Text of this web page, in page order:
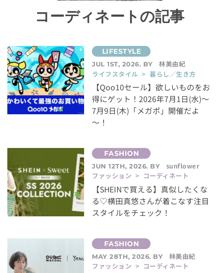
コーディネートの記事
JUL 1ST, 2026. BY
林美由紀
ライフスタイル > 暮らし／生き方
【Qoo10セール】欲しいものをお
得にゲット！2026年7月1日(水)～
7月9日(木)「メガポ」開催だよ
～！
JUN 12TH, 2026. BY
sunflower
ファッション > コーディネート
【SHEINで買える】真似したくな
る♡横田真悠さんが着こなす注目
スタイルをチェック！
MAY 28TH, 2026. BY
林美由紀
ファッション > コーディネート